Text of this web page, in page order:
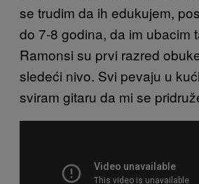
se trudim da ih edukujem,
do 7-8 godina, da im ubacim
Ramonsi su prvi razred
sledeći nivo. Svi pevaju u
sviram gitaru da mi se